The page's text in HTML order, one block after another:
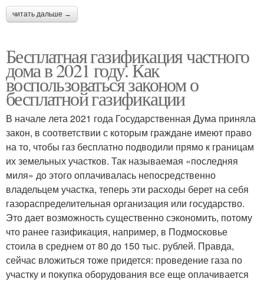
читать дальше →
Бесплатная газификация частного
дома в 2021 году. Как
воспользоваться законом о
бесплатной газификации
В начале лета 2021 года Государственная Дума приняла
закон, в соответствии с которым граждане имеют право
на то, чтобы газ бесплатно подводили прямо к границам
их земельных участков. Так называемая «последняя
миля» до этого оплачивалась непосредственно
владельцем участка, теперь эти расходы берет на себя
газораспределительная организация или государство.
Это дает возможность существенно сэкономить, потому
что ранее газификация, например, в Подмосковье
стоила в среднем от 80 до 150 тыс. рублей. Правда,
сейчас вложиться тоже придется: проведение газа по
участку и покупка оборудования все еще оплачивается